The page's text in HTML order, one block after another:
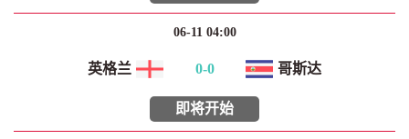
06-11 04:00
英格兰 0-0 哥斯达
即将开始